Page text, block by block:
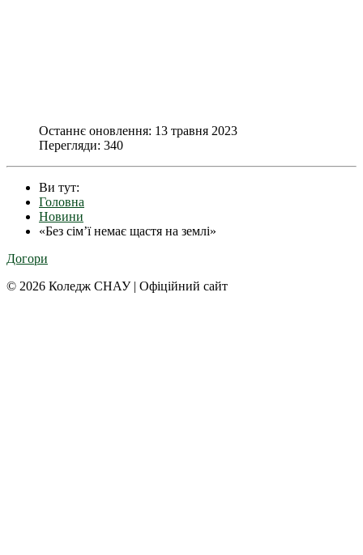
Останнє оновлення: 13 травня 2023
Перегляди: 340
Ви тут:
Головна
Новини
«Без сім’ї немає щастя на землі»
Догори
© 2026 Коледж СНАУ | Офіційний сайт